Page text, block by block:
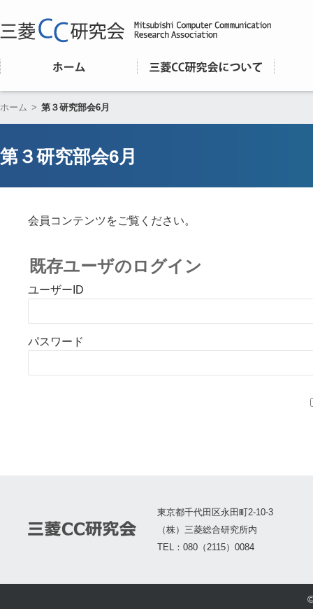
ホーム > 第３研究部会6月
第３研究部会6月
会員コンテンツをご覧ください。
既存ユーザのログイン
ユーザーID
パスワード
東京都千代田区永田町2-10-3
（株）三菱総合研究所内
TEL：080（2115）0084